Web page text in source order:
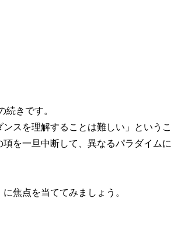
続きです。
スを理解することは難しい」というこ
を一旦中断して、異なるパラダイムに
焦点を当ててみましょう。